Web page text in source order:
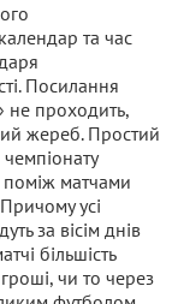
та час
Посилання
не проходить,
жереб. Простий
матчами
усі
за вісім днів
більшість
чи то через